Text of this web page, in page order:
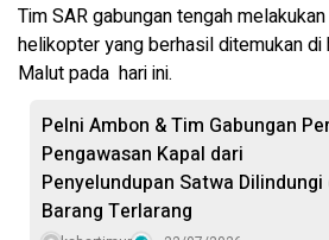
Tim SAR gabungan tengah
helikopter yang berhasil ditemukan di
Malut pada hari ini.
Pelni Ambon & Tim Gabungan
Pengawasan Kapal dari
Penyelundupan Satwa Dilindungi
Barang Terlarang